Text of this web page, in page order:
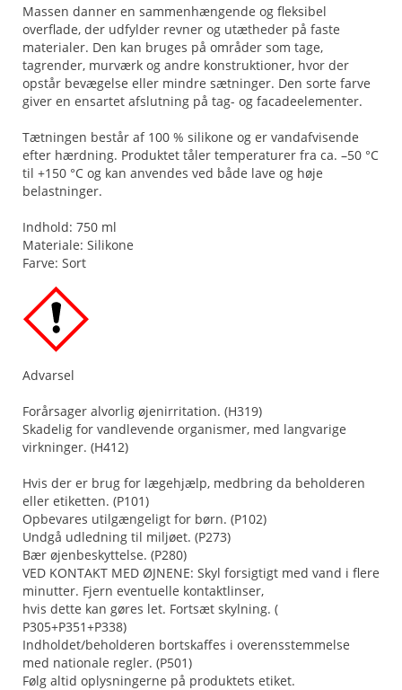
Massen danner en sammenhængende og fleksibel
overflade, der udfylder revner og utætheder på faste
materialer. Den kan bruges på områder som tage,
tagrender, murværk og andre konstruktioner, hvor der
opstår bevægelse eller mindre sætninger. Den sorte farve
giver en ensartet afslutning på tag- og facadeelementer.
Tætningen består af 100 % silikone og er vandafvisende
efter hærdning. Produktet tåler temperaturer fra ca. –50 °C
til +150 °C og kan anvendes ved både lave og høje
belastninger.
Indhold: 750 ml
Materiale: Silikone
Farve: Sort
Advarsel
Forårsager alvorlig øjenirritation. (H319)
Skadelig for vandlevende organismer, med langvarige
virkninger. (H412)
Hvis der er brug for lægehjælp, medbring da beholderen
eller etiketten. (P101)
Opbevares utilgængeligt for børn. (P102)
Undgå udledning til miljøet. (P273)
Bær øjenbeskyttelse. (P280)
VED KONTAKT MED ØJNENE: Skyl forsigtigt med vand i flere
minutter. Fjern eventuelle kontaktlinser,
hvis dette kan gøres let. Fortsæt skylning. (
P305+P351+P338)
Indholdet/beholderen bortskaffes i overensstemmelse
med nationale regler. (P501)
Følg altid oplysningerne på produktets etiket.